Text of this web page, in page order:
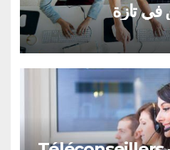
في تازة